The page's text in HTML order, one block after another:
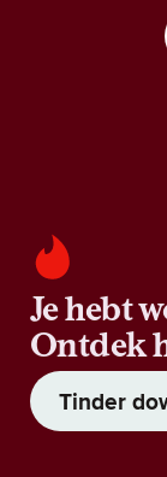
Je hebt
Ontdek
Tinder